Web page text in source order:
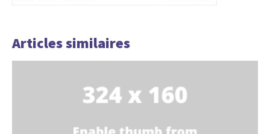
Articles similaires